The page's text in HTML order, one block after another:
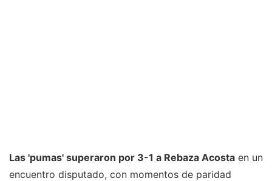
Las 'pumas' superaron por 3-1 a Rebaza Acosta en un
encuentro disputado, con momentos de paridad